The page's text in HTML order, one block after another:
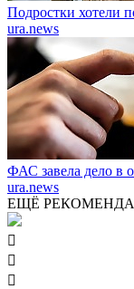
Подростки хотели
ura.news
ФАС завела дело в
ura.news
ЕЩЁ


